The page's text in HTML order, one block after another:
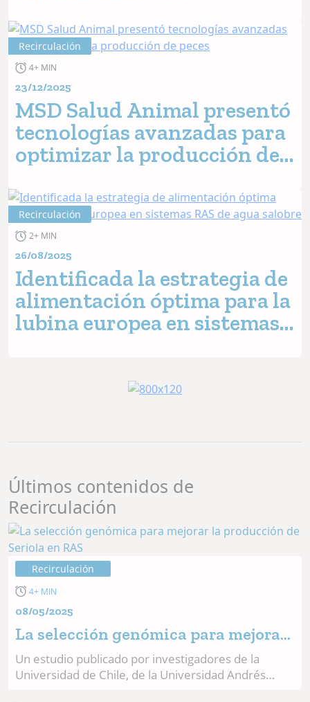
Recirculación
4+ MIN
23/12/2025
MSD Salud Animal presentó
tecnologías avanzadas para
optimizar la producción de
Recirculación
2+ MIN
26/08/2025
Identificada la estrategia de
alimentación óptima para la
lubina europea en sistemas
Últimos contenidos de
Recirculación
Recirculación
4+ MIN
08/05/2025
La selección genómica para mejorar
la producción de Seriola en RAS
Un estudio publicado por investigadores de la
Universidad de Chile, de la Universidad Andrés